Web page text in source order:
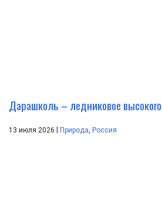
Дарашколь – ледниковое
13 июля 2026 | Природа Россия